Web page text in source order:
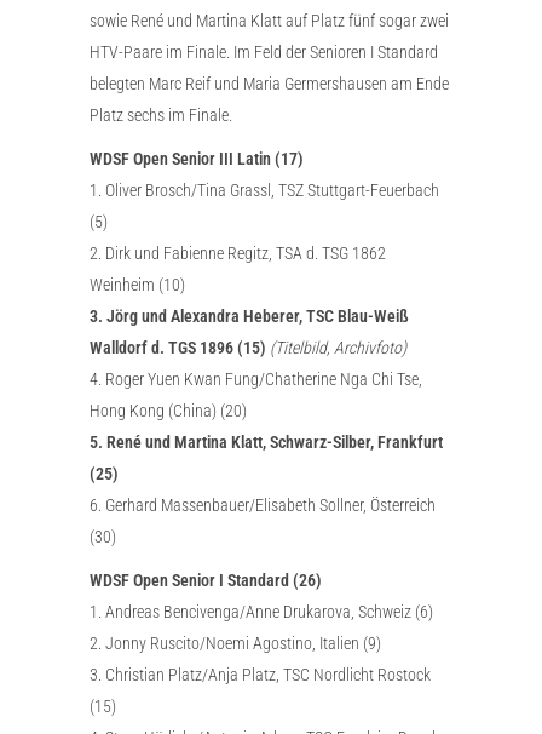
sowie René und Martina Klatt auf Platz fünf sogar zwei
HTV-Paare im Finale. Im Feld der Senioren I Standard
belegten Marc Reif und Maria Germershausen am Ende
Platz sechs im Finale.
WDSF Open Senior III Latin (17)
1. Oliver Brosch/Tina Grassl, TSZ Stuttgart-Feuerbach
(5)
2. Dirk und Fabienne Regitz, TSA d. TSG 1862
Weinheim (10)
3. Jörg und Alexandra Heberer, TSC Blau-Weiß
Walldorf d. TGS 1896 (15) (Titelbild, Archivfoto)
4. Roger Yuen Kwan Fung/Chatherine Nga Chi Tse,
Hong Kong (China) (20)
5. René und Martina Klatt, Schwarz-Silber, Frankfurt
(25)
6. Gerhard Massenbauer/Elisabeth Sollner, Österreich
(30)
WDSF Open Senior I Standard (26)
1. Andreas Bencivenga/Anne Drukarova, Schweiz (6)
2. Jonny Ruscito/Noemi Agostino, Italien (9)
3. Christian Platz/Anja Platz, TSC Nordlicht Rostock
(15)